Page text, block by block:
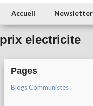
Accueil Newsletter
prix electricite
Pages
Blogs Communistes